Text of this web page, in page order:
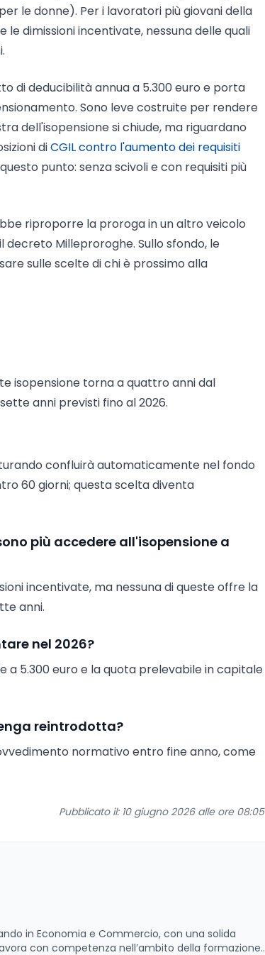
le donne). Per i lavoratori più giovani della
dimissioni incentivate, nessuna delle quali
di deducibilità annua a 5.300 euro e porta
Sono leve costruite per rendere
dell'isopensione si chiude, ma riguardano
diCGIL contro l'aumento dei requisiti
punto: senza scivoli e con requisiti più
riproporre la proroga in un altro veicolo
Milleproroghe. Sullo sfondo, le
sulle scelte di chi è prossimo alla
isopensione torna a quattro anni dal
anni previsti fino al 2026.
confluirà automaticamente nel fondo
60 giorni; questa scelta diventa
più accedere all'isopensione a
incentivate, ma nessuna di queste offre la
anni.
nel 2026?
a 5.300 euro e la quota prelevabile in capitale
reintrodotta?
normativo entro fine anno, come
Pubblicato il: 10 giugno 2026 alle ore 08:05
in Economia e Commercio, con una solida
con competenza nell’ambito della formazione